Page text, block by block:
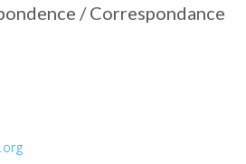
/ Correspondance